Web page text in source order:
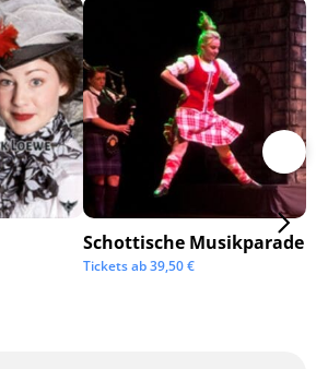
Schottische Musikparade
Tickets ab39,50€